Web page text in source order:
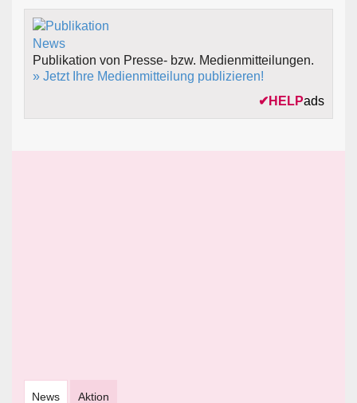
Publikation von Presse- bzw. Medienmitteilungen.
» Jetzt Ihre Medienmitteilung publizieren!
✔ HELPads
News Aktion